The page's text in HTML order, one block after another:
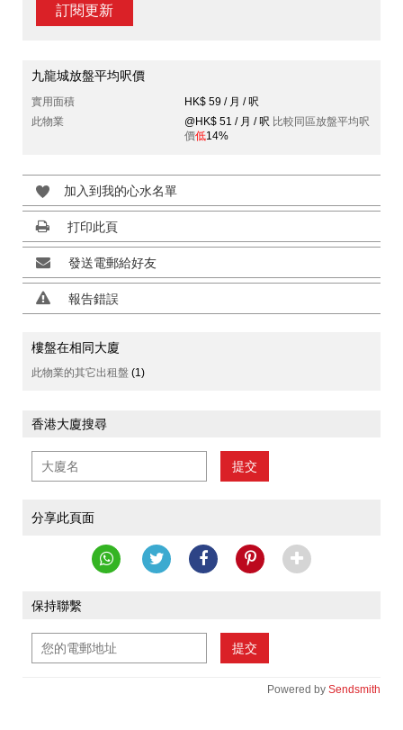
訂閱更新
九龍城放盤平均呎價
實用面積
HK$ 59 / 月 / 呎
此物業
@HK$ 51 / 月 / 呎 比較同區放盤平均呎
價低14%
加入到我的心水名單
打印此頁
發送電郵給好友
報告錯誤
樓盤在相同大廈
此物業的其它出租盤 (1)
香港大廈搜尋
提交
分享此頁面
保持聯繫
提交
Powered by Sendsmith